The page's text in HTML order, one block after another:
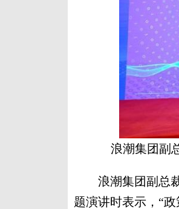
浪潮集团副
浪潮集团副总裁
题演讲时表示，“